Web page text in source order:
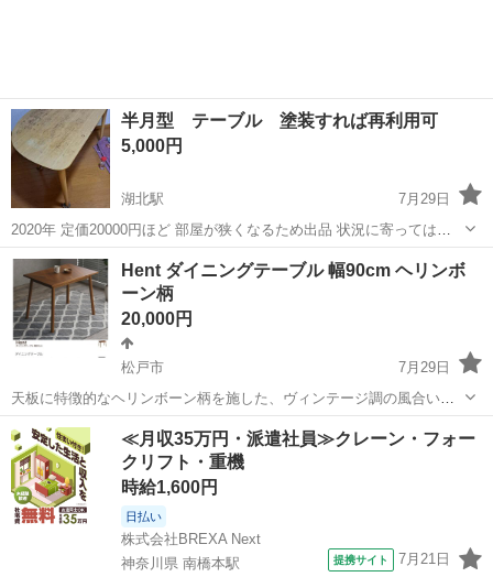
半月型 テーブル 塗装すれば再利用可
5,000円
湖北駅
7月29日
2020年 定価20000円ほど 部屋が狭くなるため出品 状況に寄っては自
宅前まで取りに来てください
千葉 我孫子市 湖北駅 テーブル 再利用
Hent ダイニングテーブル 幅90cm ヘリンボ
ーン柄
20,000円
松戸市
7月29日
天板に特徴的なヘリンボーン柄を施した、ヴィンテージ調の風合いを
楽しめるコンパクトなダイニングテーブルです。 - モデル名: Hent (ヘ
ント) - 天板デザイン: ヘリンボーン柄 - 全体サイズ: 幅90cm x 奥行6...
千葉 松戸市 テーブル
≪月収35万円・派遣社員≫クレーン・フォー
クリフト・重機
時給1,600円
日払い
株式会社BREXA Next
神奈川県 南橋本駅
提携サイト 7月21日